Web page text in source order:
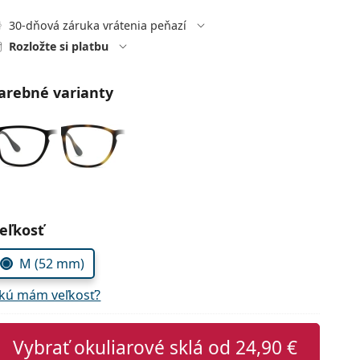
30-dňová záruka vrátenia peňazí
Rozložte si platbu
varianty
parametre
M (52 mm)
mám veľkosť?
Vybrať okuliarové sklá od 24,90 €